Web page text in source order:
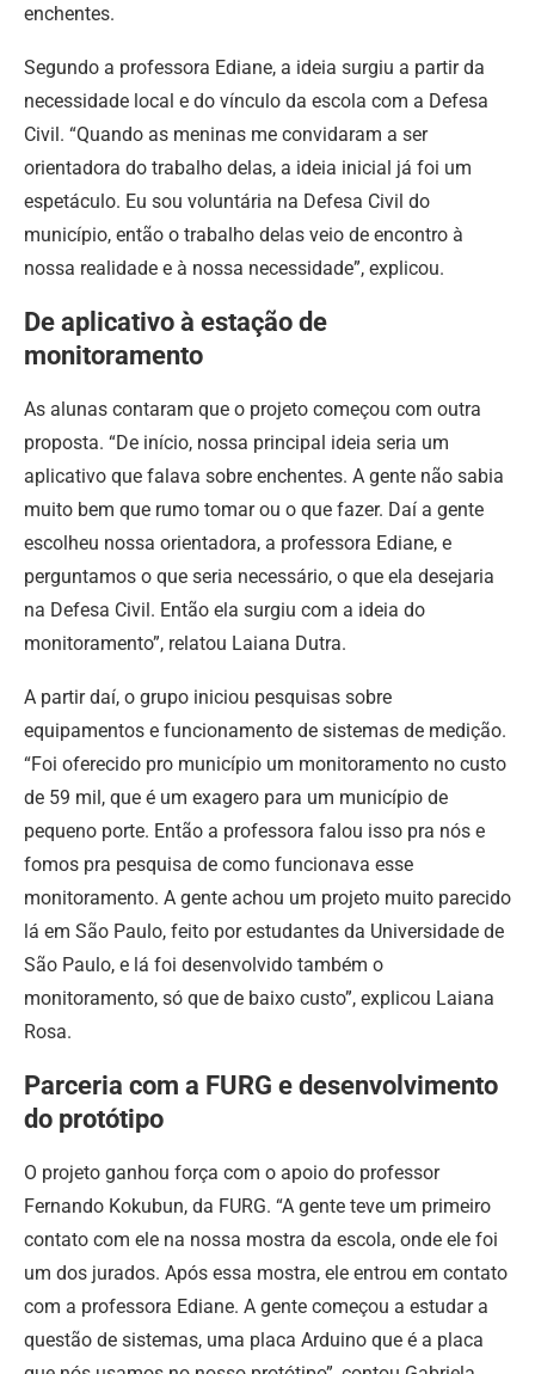
enchentes.
Segundo a professora Ediane, a ideia surgiu a partir da
necessidade local e do vínculo da escola com a Defesa
Civil. “Quando as meninas me convidaram a ser
orientadora do trabalho delas, a ideia inicial já foi um
espetáculo. Eu sou voluntária na Defesa Civil do
município, então o trabalho delas veio de encontro à
nossa realidade e à nossa necessidade”, explicou.
De aplicativo à estação de
monitoramento
As alunas contaram que o projeto começou com outra
proposta. “De início, nossa principal ideia seria um
aplicativo que falava sobre enchentes. A gente não sabia
muito bem que rumo tomar ou o que fazer. Daí a gente
escolheu nossa orientadora, a professora Ediane, e
perguntamos o que seria necessário, o que ela desejaria
na Defesa Civil. Então ela surgiu com a ideia do
monitoramento”, relatou Laiana Dutra.
A partir daí, o grupo iniciou pesquisas sobre
equipamentos e funcionamento de sistemas de medição.
“Foi oferecido pro município um monitoramento no custo
de 59 mil, que é um exagero para um município de
pequeno porte. Então a professora falou isso pra nós e
fomos pra pesquisa de como funcionava esse
monitoramento. A gente achou um projeto muito parecido
lá em São Paulo, feito por estudantes da Universidade de
São Paulo, e lá foi desenvolvido também o
monitoramento, só que de baixo custo”, explicou Laiana
Rosa.
Parceria com a FURG e desenvolvimento
do protótipo
O projeto ganhou força com o apoio do professor
Fernando Kokubun, da FURG. “A gente teve um primeiro
contato com ele na nossa mostra da escola, onde ele foi
um dos jurados. Após essa mostra, ele entrou em contato
com a professora Ediane. A gente começou a estudar a
questão de sistemas, uma placa Arduino que é a placa